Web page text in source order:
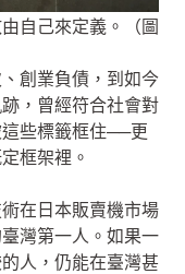
自己來定義。（圖
創業負債，到如今
，曾經符合社會對
這些標籤框住──更
框架裡。
在日本販賣機市場
灣第一人。如果一
人，仍能在臺灣甚